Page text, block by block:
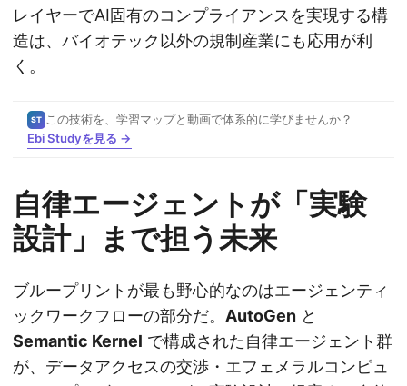
レイヤーでAI固有のコンプライアンスを実現する構
造は、バイオテック以外の規制産業にも応用が利
く。
ST この技術を、学習マップと動画で体系的に学びませんか？
Ebi Studyを見る →
自律エージェントが「実験
設計」まで担う未来
ブループリントが最も野心的なのはエージェンティ
ックワークフローの部分だ。 AutoGen と
Semantic Kernel で構成された自律エージェント群
が、データアクセスの交渉・エフェメラルコンピュ